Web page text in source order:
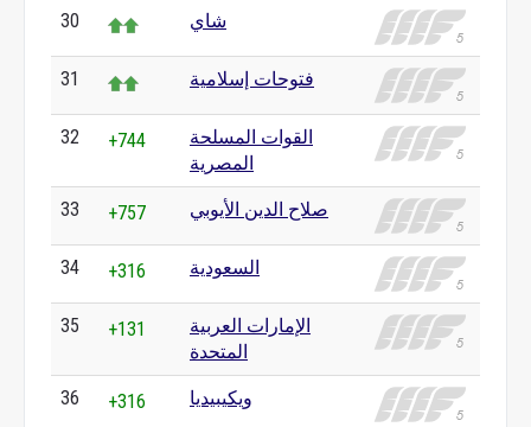
30 شاي
31 فتوحات إسلامية
32 +744
القوات المسلحة
المصرية
33 +757 صلاح الدين الأيوبي
34 +316 السعودية
35 +131
الإمارات العربية
المتحدة
36 +316 ويكيبيديا